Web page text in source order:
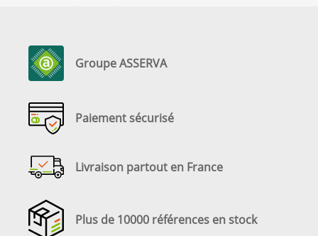
Groupe ASSERVA
Paiement sécurisé
Livraison partout en France
Plus de 10000 références en stock